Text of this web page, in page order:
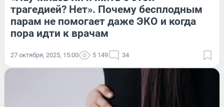
трагедией? Нет». Почему бесплодным
парам не помогает даже ЭКО и когда
пора идти к врачам
27 октября, 2025, 15:00 5 149 34